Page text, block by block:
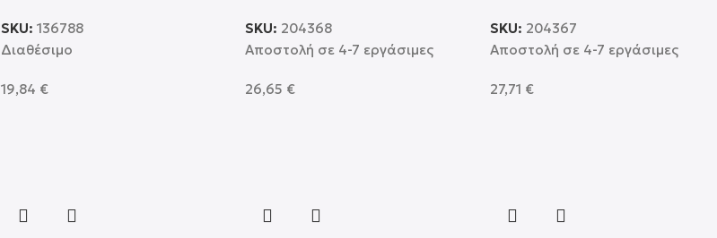
SKU: 136788
Διαθέσιμο
19,84 €
SKU: 204368
Αποστολή σε 4-7 εργάσιμες
26,65 €
SKU: 204367
Αποστολή σε 4-7 εργάσιμες
27,71 €